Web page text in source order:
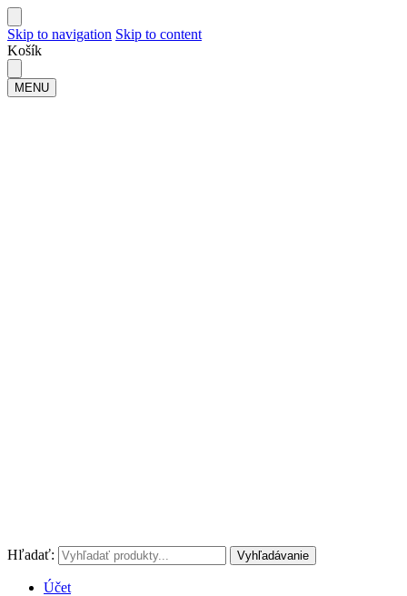
Skip to navigation Skip to content
Košík
MENU
Hľadať: Vyhľadávanie
Účet